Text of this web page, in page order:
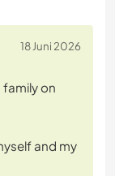
18 Juni 2026
family on
and my